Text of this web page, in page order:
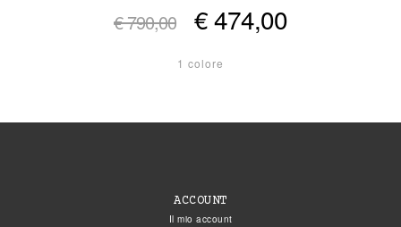
€ 790,00 € 474,00
1 colore
ACCOUNT
Il mio account